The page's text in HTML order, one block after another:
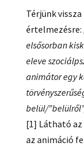
Térjünk
értelmezésre:
elsősorban
eleve
animátor egy
belül/
[1] Látható
az animáció